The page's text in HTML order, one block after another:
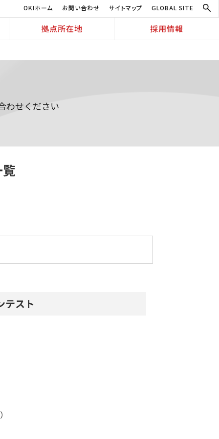
OKIホーム お問い合わせ サイトマップ GLOBAL SITE
拠点所在地 採用情報
わせください
テスト